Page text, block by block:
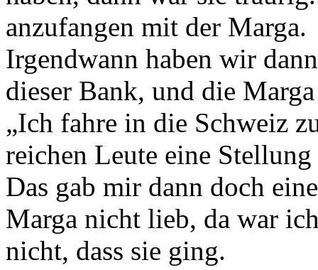
anzufangen mit der Marga.
Irgendwann haben wir
dieser Bank, und die
„Ich fahre in die Schweiz
reichen Leute eine
Das gab mir dann doch
Marga nicht lieb, da war
nicht, dass sie ging.